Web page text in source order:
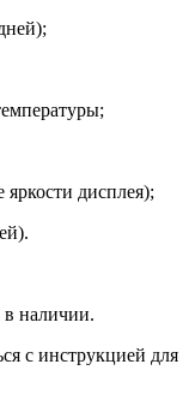
дисплея);
в наличии.
с инструкцией для